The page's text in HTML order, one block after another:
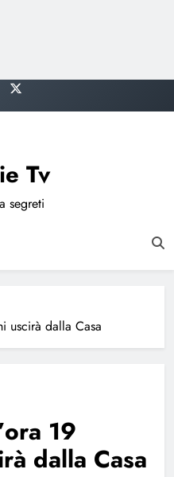
Tv
segreti
uscirà dalla Casa
19
dalla Casa